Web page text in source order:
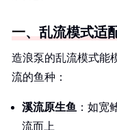
一、乱流模式适
造浪泵的乱流模式能
流的鱼种：
溪流原生鱼 ：如宽
流而上